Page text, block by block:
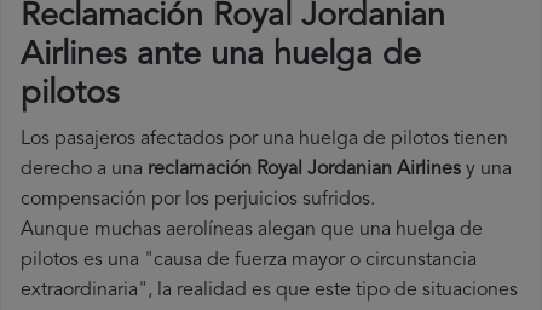
Reclamación Royal Jordanian
Airlines ante una huelga de
pilotos
Los pasajeros afectados por una huelga de pilotos tienen
derecho a una reclamación Royal Jordanian Airlines y una
compensación por los perjuicios sufridos.
Aunque muchas aerolíneas alegan que una huelga de
pilotos es una "causa de fuerza mayor o circunstancia
extraordinaria", la realidad es que este tipo de situaciones